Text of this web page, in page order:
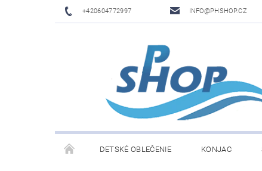
+420604772997 INFO@PHSHOP.CZ
DETSKÉ OBLEČENIE KONJAC